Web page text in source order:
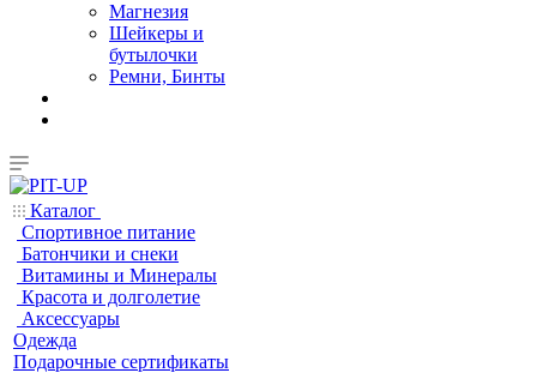
Магнезия
Шейкеры и
бутылочки
Ремни, Бинты
Каталог
Спортивное питание
Батончики и снеки
Витамины и Минералы
Красота и долголетие
Аксессуары
Одежда
Подарочные сертификаты